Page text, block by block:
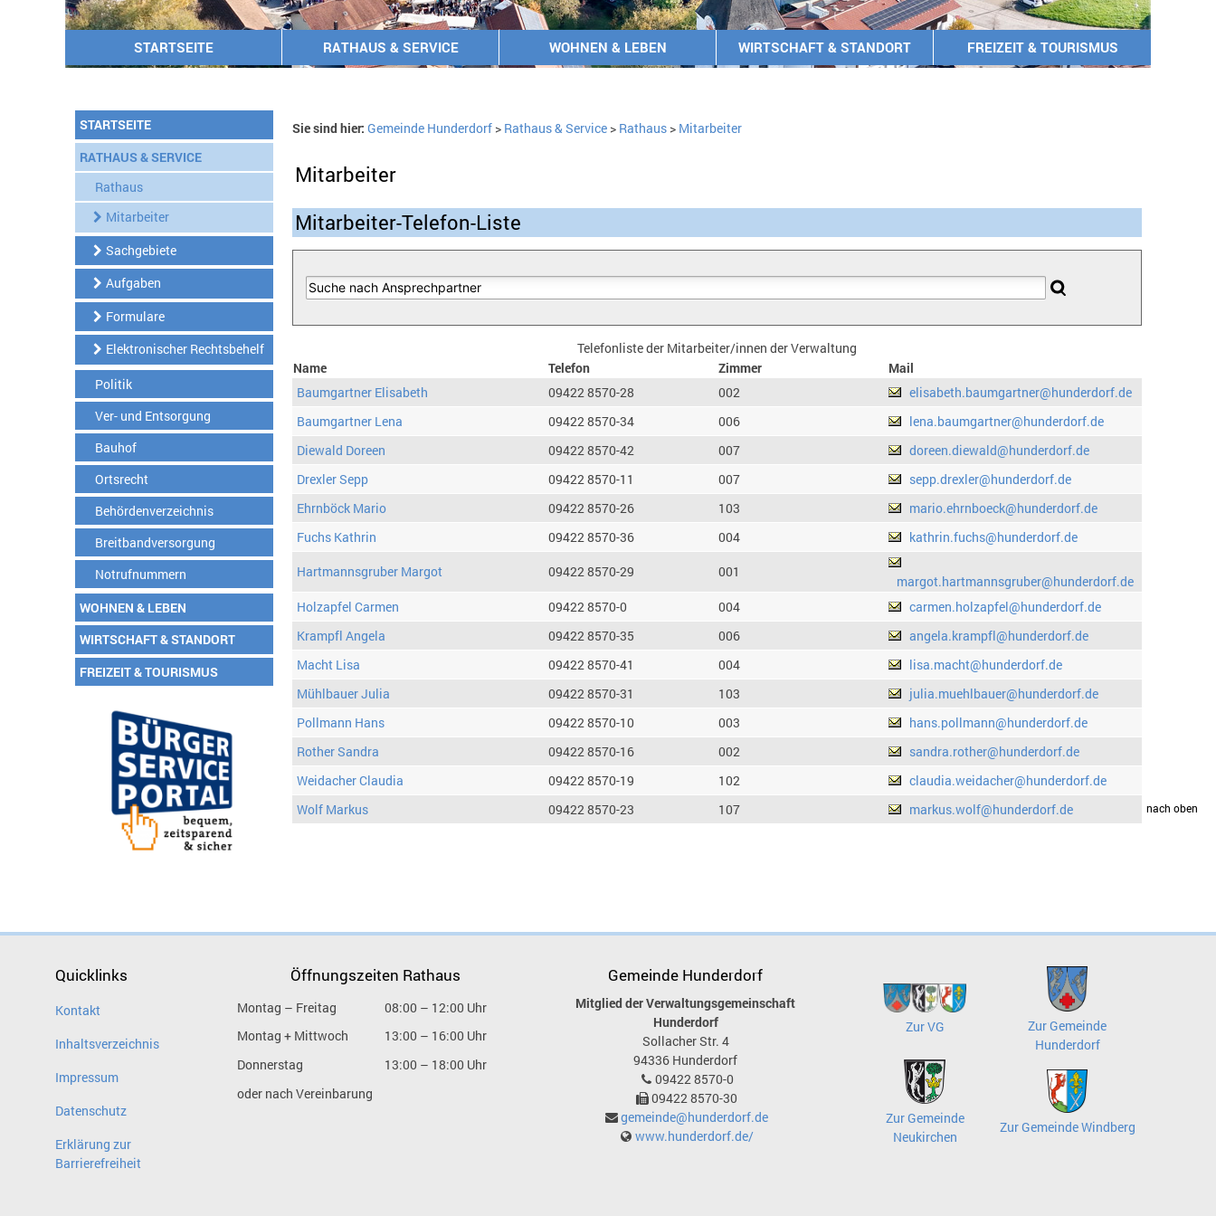
STARTSEITE RATHAUS & SERVICE WOHNEN & LEBEN WIRTSCHAFT & STANDORT FREIZEIT & TOURISMUS
STARTSEITE
RATHAUS & SERVICE
Rathaus
Mitarbeiter
Sachgebiete
Aufgaben
Formulare
Elektronischer Rechtsbehelf
Politik
Ver- und Entsorgung
Bauhof
Ortsrecht
Behördenverzeichnis
Breitbandversorgung
Notrufnummern
WOHNEN & LEBEN
WIRTSCHAFT & STANDORT
FREIZEIT & TOURISMUS
Sie sind hier: Gemeinde Hunderdorf> Rathaus & Service> Rathaus> Mitarbeiter
Mitarbeiter
Mitarbeiter-Telefon-Liste
Telefonliste der Mitarbeiter/innen der Verwaltung
Name
Telefon Zimmer
Mail
Baumgartner Elisabeth
09422 8570-28 002
elisabeth.baumgartner@hunderdorf.de
Baumgartner Lena
09422 8570-34 006
lena.baumgartner@hunderdorf.de
Diewald Doreen
09422 8570-42 007
doreen.diewald@hunderdorf.de
Drexler Sepp
09422 8570-11 007
sepp.drexler@hunderdorf.de
Ehrnböck Mario
09422 8570-26 103
mario.ehrnboeck@hunderdorf.de
Fuchs Kathrin
09422 8570-36 004
kathrin.fuchs@hunderdorf.de
Hartmannsgruber Margot
09422 8570-29 001
margot.hartmannsgruber@hunderdorf.de
Holzapfel Carmen
09422 8570-0 004
carmen.holzapfel@hunderdorf.de
Krampfl Angela
09422 8570-35 006
angela.krampfl@hunderdorf.de
Macht Lisa
09422 8570-41 004
lisa.macht@hunderdorf.de
Mühlbauer Julia
09422 8570-31 103
julia.muehlbauer@hunderdorf.de
Pollmann Hans
09422 8570-10 003
hans.pollmann@hunderdorf.de
Rother Sandra
09422 8570-16 002
sandra.rother@hunderdorf.de
Weidacher Claudia
09422 8570-19 102
claudia.weidacher@hunderdorf.de
Wolf Markus
09422 8570-23 107 markus.wolf@hunderdorf.dedrucken nach oben
Quicklinks
Kontakt
Inhaltsverzeichnis
Impressum
Datenschutz
Erklärung zur
Barrierefreiheit
Öffnungszeiten Rathaus
Montag – Freitag
08:00 – 12:00 Uhr
Montag + Mittwoch
13:00 – 16:00 Uhr
Donnerstag
13:00 – 18:00 Uhr
oder nach Vereinbarung
Gemeinde Hunderdorf
Mitglied der Verwaltungsgemeinschaft
Hunderdorf
Sollacher Str. 4
94336 Hunderdorf
09422 8570-0
09422 8570-30
gemeinde@hunderdorf.de
www.hunderdorf.de/
Zur VG
Zur Gemeinde
Hunderdorf
Zur Gemeinde
Neukirchen
Zur Gemeinde Windberg